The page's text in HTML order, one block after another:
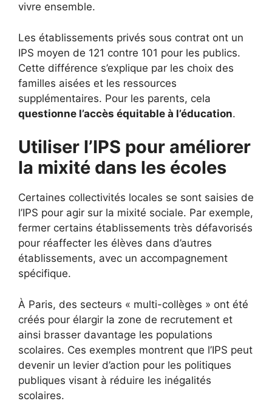
vivre ensemble.
Les établissements privés sous contrat ont un
IPS moyen de 121 contre 101 pour les publics.
Cette différence s’explique par les choix des
familles aisées et les ressources
supplémentaires. Pour les parents, cela
questionne l’accès équitable à l’éducation.
Utiliser l’IPS pour améliorer
la mixité dans les écoles
Certaines collectivités locales se sont saisies de
l’IPS pour agir sur la mixité sociale. Par exemple,
fermer certains établissements très défavorisés
pour réaffecter les élèves dans d’autres
établissements, avec un accompagnement
spécifique.
À Paris, des secteurs « multi-collèges » ont été
créés pour élargir la zone de recrutement et
ainsi brasser davantage les populations
scolaires. Ces exemples montrent que l’IPS peut
devenir un levier d’action pour les politiques
publiques visant à réduire les inégalités
scolaires.